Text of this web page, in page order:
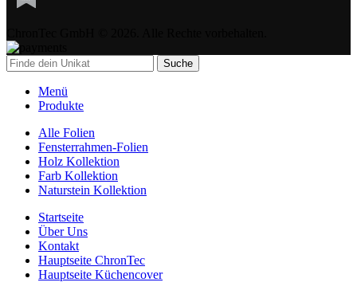
Suche
Menü
Produkte
Alle Folien
Fensterrahmen-Folien
Holz Kollektion
Farb Kollektion
Naturstein Kollektion
Startseite
Über Uns
Kontakt
Hauptseite ChronTec
Hauptseite Küchencover